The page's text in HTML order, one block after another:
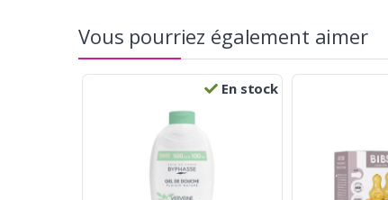
Vous pourriez également aimer
En stock